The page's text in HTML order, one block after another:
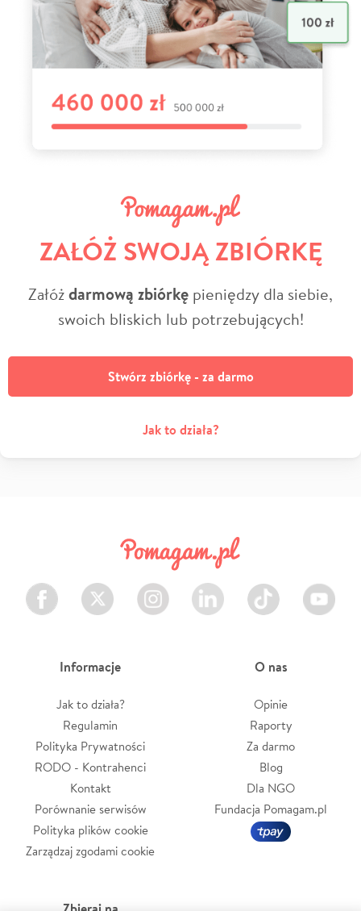
ZAŁÓŻ SWOJĄ ZBIÓRKĘ
Załóżdarmową zbiórkę pieniędzy dla siebie,
swoich bliskich lub potrzebujących!
Stwórz zbiórkę - za darmo
Jak to działa?
Facebook Twitter Instagram LinkedIn TikTok Youtube
Informacje
Jak to działa?
Regulamin
Polityka Prywatności
RODO - Kontrahenci
Kontakt
Porównanie serwisów
Polityka plików cookie
Zarządzaj zgodami cookie
O nas
Opinie
Raporty
Za darmo
Blog
Dla NGO
Fundacja Pomagam.pl